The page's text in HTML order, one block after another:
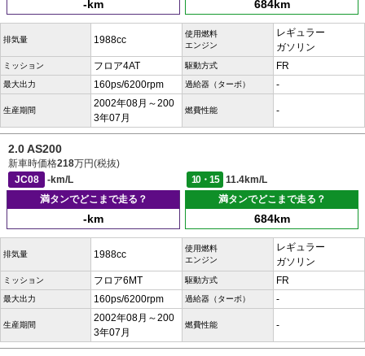
-km 684km
排気量 1988cc
使用燃料
エンジン
レギュラー
ガソリン
ミッション フロア4AT 駆動方式 FR
最大出力 160ps/6200rpm 過給器（ターボ） -
生産期間
2002年08月～200
3年07月
燃費性能 -
2.0 AS200
新車時価格218万円(税抜)
JC08
-km/L 10・15
11.4km/L
満タンでどこまで走る？
-km
満タンでどこまで走る？
684km
排気量 1988cc
使用燃料
エンジン
レギュラー
ガソリン
ミッション フロア6MT 駆動方式 FR
最大出力 160ps/6200rpm 過給器（ターボ） -
生産期間
2002年08月～200
3年07月
燃費性能 -